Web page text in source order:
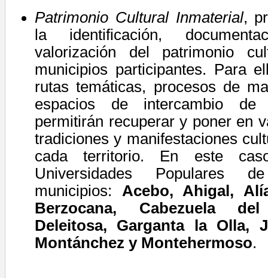
Patrimonio Cultural Inmaterial,
la identificación,
valorización del patrimonio
municipios participantes. Para
rutas temáticas, procesos de
espacios de intercambio de
permitirán recuperar y poner en
tradiciones y manifestaciones
cada territorio. En este
Universidades Populares
municipios: Acebo, Ahigal,
Berzocana, Cabezuela
Deleitosa, Garganta la Olla,
Montánchez y Montehermoso.